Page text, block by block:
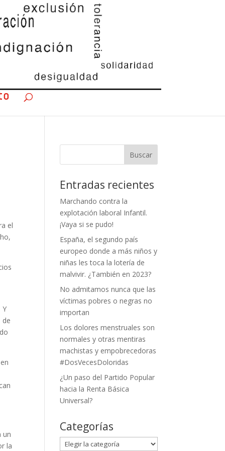
el
de
un
la
Entradas recientes
Marchando contra la
explotación laboral Infantil.
¡Vaya si se pudo!
España, el segundo país
europeo donde a más niños y
niñas les toca la lotería de
malvivir. ¿También en 2023?
No admitamos nunca que las
víctimas pobres o negras no
importan
Los dolores menstruales son
normales y otras mentiras
machistas y empobrecedoras
#DosVecesDoloridas
¿Un paso del Partido Popular
hacia la Renta Básica
Universal?
Categorías
Categorías